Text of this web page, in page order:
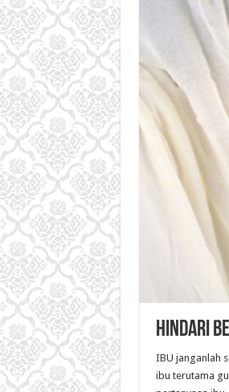
Hindari
IBU janganlah
ibu terutama